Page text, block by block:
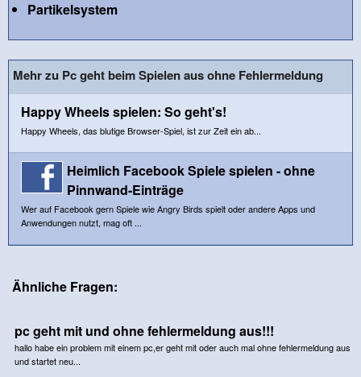
Partikelsystem
Mehr zu Pc geht beim Spielen aus ohne Fehlermeldung
Happy Wheels spielen: So geht's!
Happy Wheels, das blutige Browser-Spiel, ist zur Zeit ein ab...
Heimlich Facebook Spiele spielen - ohne
Pinnwand-Einträge
Wer auf Facebook gern Spiele wie Angry Birds spielt oder andere Apps und
Anwendungen nutzt, mag oft ...
Ähnliche Fragen:
pc geht mit und ohne fehlermeldung aus!!!
hallo habe ein problem mit einem pc,er geht mit oder auch mal ohne fehlermeldung aus
und startet neu...